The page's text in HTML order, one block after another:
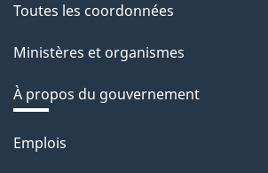
Toutes les coordonnées
Ministères et organismes
À propos du gouvernement
Thèmes
Emplois